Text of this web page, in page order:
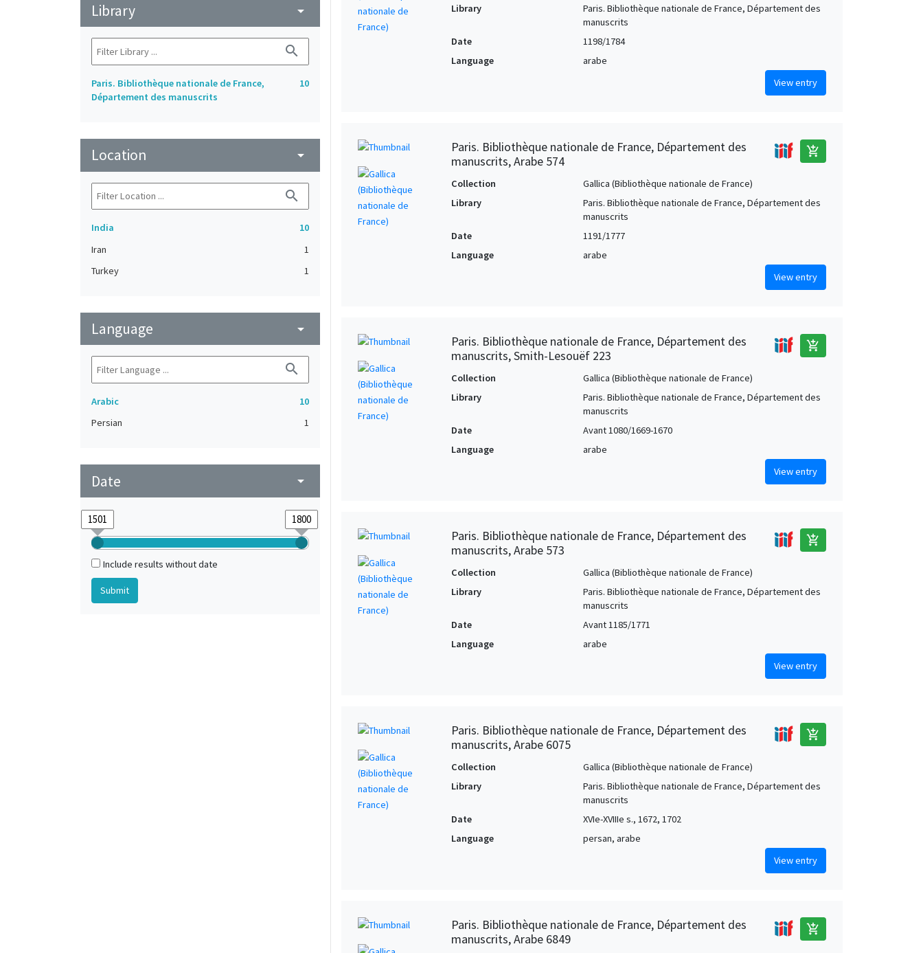
Library arrow_drop_down
search
Paris. Bibliothèque nationale de France,
Département des manuscrits
10
Location arrow_drop_down
search
India
10
Iran
1
Turkey
1
Language arrow_drop_down
search
Arabic
10
Persian
1
Date arrow_drop_down
Include results without date
Library
Paris. Bibliothèque nationale de France, Département des
manuscrits
Date
1198/1784
Language
arabe
View entry
Paris. Bibliothèque nationale de France, Département des
manuscrits, Arabe 574
add_shopping_cart
Collection
Gallica (Bibliothèque nationale de France)
Library
Paris. Bibliothèque nationale de France, Département des
manuscrits
Date
1191/1777
Language
arabe
View entry
Paris. Bibliothèque nationale de France, Département des
manuscrits, Smith-Lesouëf 223
add_shopping_cart
Collection
Gallica (Bibliothèque nationale de France)
Library
Paris. Bibliothèque nationale de France, Département des
manuscrits
Date
Avant 1080/1669-1670
Language
arabe
View entry
Paris. Bibliothèque nationale de France, Département des
manuscrits, Arabe 573
add_shopping_cart
Collection
Gallica (Bibliothèque nationale de France)
Library
Paris. Bibliothèque nationale de France, Département des
manuscrits
Date
Avant 1185/1771
Language
arabe
View entry
Paris. Bibliothèque nationale de France, Département des
manuscrits, Arabe 6075
add_shopping_cart
Collection
Gallica (Bibliothèque nationale de France)
Library
Paris. Bibliothèque nationale de France, Département des
manuscrits
Date
XVIe-XVIIIe s., 1672, 1702
Language
persan, arabe
View entry
Paris. Bibliothèque nationale de France, Département des
manuscrits, Arabe 6849
add_shopping_cart